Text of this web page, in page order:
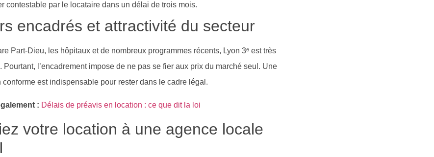
contestable par le locataire dans un délai de trois mois.
encadrés et attractivité du secteur
Part-Dieu, les hôpitaux et de nombreux programmes récents, Lyon 3ᵉ est très
Pourtant, l’encadrement impose de ne pas se fier aux prix du marché seul. Une
conforme est indispensable pour rester dans le cadre légal.
: Délais de préavis en location : ce que dit la loi
votre location à une agence locale